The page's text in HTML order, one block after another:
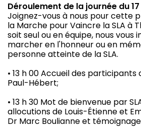
Déroulement de la journée du
Joignez-vous à nous pour cette
la Marche pour Vaincre la SLA à
soit seul ou en équipe, nous vous
marcher en l'honneur ou en
personne atteinte de la SLA.
• 13 h 00 Accueil des participants
Paul-Hébert;
• 13 h 30 Mot de bienvenue par
allocutions de Louis-Étienne et
Dr Marc Boulianne et